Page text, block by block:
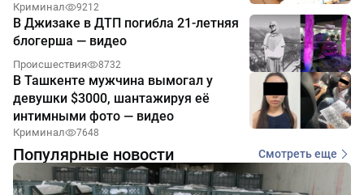
Криминал 9212
В Джизаке в ДТП погибла 21-летняя
блогерша — видео
Происшествия 8732
В Ташкенте мужчина вымогал у
девушки $3000, шантажируя её
интимными фото — видео
Криминал 7648
Популярные новости Смотреть еще